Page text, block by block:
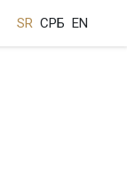
SR СРБ EN